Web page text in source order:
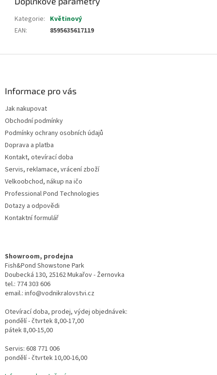
Kategorie: Květinový
EAN: 8595635617119
Informace pro vás
Jak nakupovat
Obchodní podmínky
Podmínky ochrany osobních údajů
Doprava a platba
Kontakt, otevírací doba
Servis, reklamace, vrácení zboží
Velkoobchod, nákup na ičo
Professional Pond Technologies
Dotazy a odpovědi
Kontaktní formulář
Showroom, prodejna
Fish&Pond Showstone Park
Doubecká 130, 25162 Mukařov - Žernovka
tel.: 774 303 606
email.: info@vodnikralovstvi.cz
Otevírací doba, prodej, výdej objednávek:
pondělí - čtvrtek 8,00-17,00
pátek 8,00-15,00
Servis: 608 771 006
pondělí - čtvrtek 10,00-16,00